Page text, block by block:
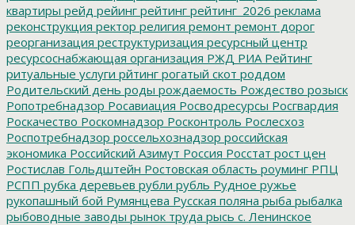
квартиры рейд рейинг рейтинг рейтинг_2026 реклама
реконструкция ректор религия ремонт ремонт дорог
реорганизация реструктуризация ресурсный центр
ресурсоснабжающая организация РЖД РИА Рейтинг
ритуальные услуги рйтинг рогатый скот роддом
Родительский день роды рождаемость Рождество розыск
Ропотребнадзор Росавиация Росводресурсы Росгвардия
Роскачество Роскомнадзор Росконтроль Рослесхоз
Роспотребнадзор россельхознадзор российская
экономика Российский Азимут Россия Росстат рост цен
Ростислав Гольдштейн Ростовская область роуминг РПЦ
РСПП рубка деревьев рубли рубль Рудное ружье
рукопашный бой Румянцева Русская поляна рыба рыбалка
рыбоводные заводы рынок труда рысь с. Ленинское